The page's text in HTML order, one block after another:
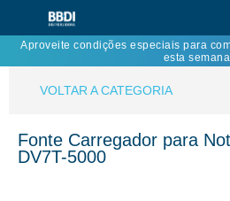
Aproveite condições especiais para
esta
VOLTAR A CATEGORIA
Fonte Carregador para
DV7T-5000